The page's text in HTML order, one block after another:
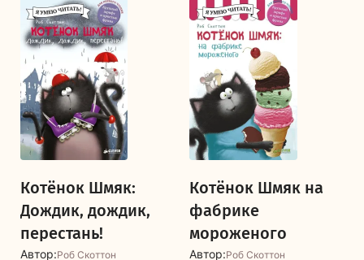
Котёнок Шмяк:
Дождик, дождик,
перестань!
Автор:Роб Скоттон
Котёнок Шмяк на
фабрике
мороженого
Автор:Роб Скоттон